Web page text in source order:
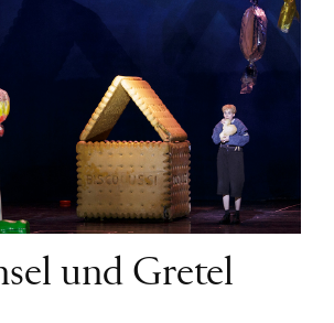
und Gretel